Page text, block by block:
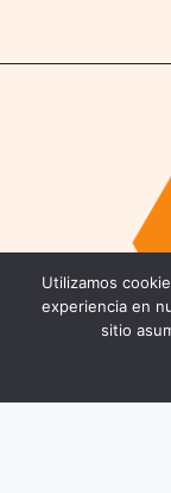
Utilizamos
experiencia en
sitio